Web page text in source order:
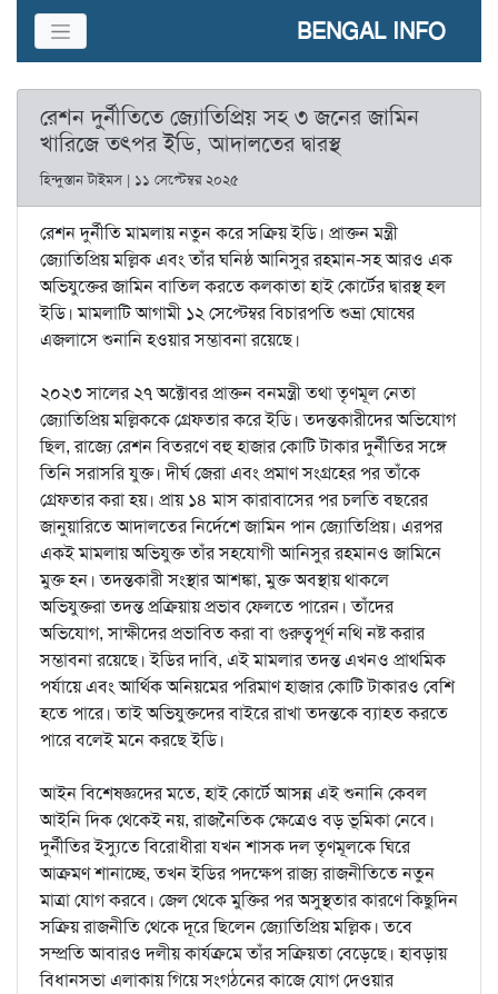
BENGAL INFO
রেশন দুর্নীতিতে জ্যোতিপ্রিয় সহ ৩ জনের জামিন
খারিজে তৎপর ইডি, আদালতের দ্বারস্থ
হিন্দুস্তান টাইমস | ১১ সেপ্টেম্বর ২০২৫
রেশন দুর্নীতি মামলায় নতুন করে সক্রিয় ইডি। প্রাক্তন মন্ত্রী
জ্যোতিপ্রিয় মল্লিক এবং তাঁর ঘনিষ্ঠ আনিসুর রহমান-সহ আরও এক
অভিযুক্তের জামিন বাতিল করতে কলকাতা হাই কোর্টের দ্বারস্থ হল
ইডি। মামলাটি আগামী ১২ সেপ্টেম্বর বিচারপতি শুভ্রা ঘোষের
এজলাসে শুনানি হওয়ার সম্ভাবনা রয়েছে।
২০২৩ সালের ২৭ অক্টোবর প্রাক্তন বনমন্ত্রী তথা তৃণমূল নেতা
জ্যোতিপ্রিয় মল্লিককে গ্রেফতার করে ইডি। তদন্তকারীদের অভিযোগ
ছিল, রাজ্যে রেশন বিতরণে বহু হাজার কোটি টাকার দুর্নীতির সঙ্গে
তিনি সরাসরি যুক্ত। দীর্ঘ জেরা এবং প্রমাণ সংগ্রহের পর তাঁকে
গ্রেফতার করা হয়। প্রায় ১৪ মাস কারাবাসের পর চলতি বছরের
জানুয়ারিতে আদালতের নির্দেশে জামিন পান জ্যোতিপ্রিয়। এরপর
একই মামলায় অভিযুক্ত তাঁর সহযোগী আনিসুর রহমানও জামিনে
মুক্ত হন। তদন্তকারী সংস্থার আশঙ্কা, মুক্ত অবস্থায় থাকলে
অভিযুক্তরা তদন্ত প্রক্রিয়ায় প্রভাব ফেলতে পারেন। তাঁদের
অভিযোগ, সাক্ষীদের প্রভাবিত করা বা গুরুত্বপূর্ণ নথি নষ্ট করার
সম্ভাবনা রয়েছে। ইডির দাবি, এই মামলার তদন্ত এখনও প্রাথমিক
পর্যায়ে এবং আর্থিক অনিয়মের পরিমাণ হাজার কোটি টাকারও বেশি
হতে পারে। তাই অভিযুক্তদের বাইরে রাখা তদন্তকে ব্যাহত করতে
পারে বলেই মনে করছে ইডি।
আইন বিশেষজ্ঞদের মতে, হাই কোর্টে আসন্ন এই শুনানি কেবল
আইনি দিক থেকেই নয়, রাজনৈতিক ক্ষেত্রেও বড় ভূমিকা নেবে।
দুর্নীতির ইস্যুতে বিরোধীরা যখন শাসক দল তৃণমূলকে ঘিরে
আক্রমণ শানাচ্ছে, তখন ইডির পদক্ষেপ রাজ্য রাজনীতিতে নতুন
মাত্রা যোগ করবে। জেল থেকে মুক্তির পর অসুস্থতার কারণে কিছুদিন
সক্রিয় রাজনীতি থেকে দূরে ছিলেন জ্যোতিপ্রিয় মল্লিক। তবে
সম্প্রতি আবারও দলীয় কার্যক্রমে তাঁর সক্রিয়তা বেড়েছে। হাবড়ায়
বিধানসভা এলাকায় গিয়ে সংগঠনের কাজে যোগ দেওয়ার